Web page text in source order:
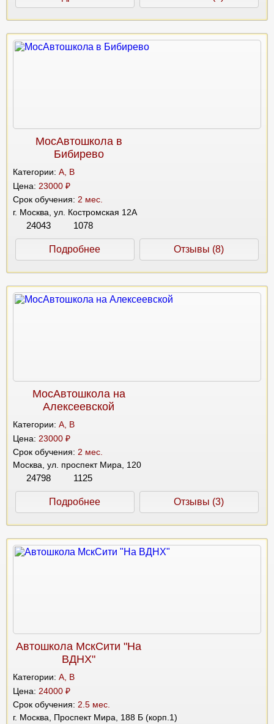
МосАвтошкола в
Бибирево
Категории: A, B
Цена: 23000 ₽
Срок обучения: 2 мес.
г. Москва, ул. Костромская 12А
24043 1078
Подробнее Отзывы (8)
МосАвтошкола на
Алексеевской
Категории: A, B
Цена: 23000 ₽
Срок обучения: 2 мес.
Москва, ул. проспект Мира, 120
24798 1125
Подробнее Отзывы (3)
Автошкола МскСити "На
ВДНХ"
Категории: A, B
Цена: 24000 ₽
Срок обучения: 2.5 мес.
г. Москва, Проспект Мира, 188 Б (корп.1)